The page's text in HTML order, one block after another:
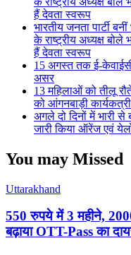
हैं देवता स्वरूप
भारतीय जनता पार्टी
के राष्ट्रीय अध्यक्ष बोले
हैं देवता स्वरूप
15 अगस्त तक ई-
असर
13 महिलाओं को तीलू
को आंगनबाड़ी
अगले दो दिनों में भारी से
जारी किया ऑरेंज एवं
You may Missed
Uttarakhand
550 रुपये में 3 महीने,
बढ़ाया OTT-Pass का